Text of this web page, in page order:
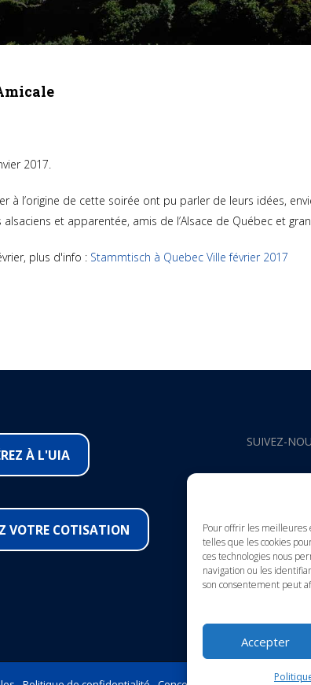
Pour offrir les meilleures
telles que les cookies
ces technologies nous
navigation ou les
son consentement peut
Accepter
2017.
à l’origine de cette soirée ont pu parler de leurs idées,
et apparentée, amis de l’Alsace de Québec et
plus d'info : Stammtisch à Quebec Ville février 2017
À L'UIA
VOTRE COTISATION
SUIVEZ-
Instagram
Youtube
LinkedIn